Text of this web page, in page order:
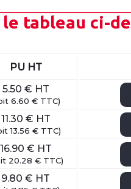
tableau ci-
PU HT
5.50 € HT
6.60 € TTC)
11.30 € HT
13.56 € TTC)
16.90 € HT
20.28 € TTC)
9.80 € HT